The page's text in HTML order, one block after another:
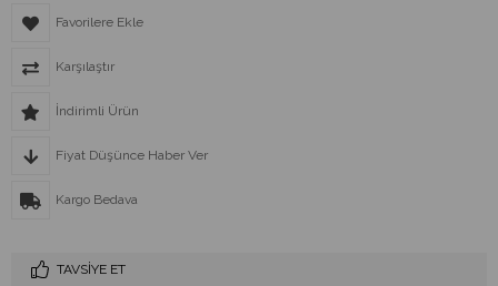
Favorilere Ekle
Karşılaştır
İndirimli Ürün
Fiyat Düşünce Haber Ver
Kargo Bedava
TAVSIYE ET